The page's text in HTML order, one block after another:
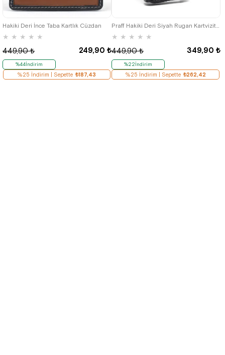
Hakiki Deri İnce Taba Kartlık Cüzdan
★ ★ ★ ★ ★
249,90 ₺
449,90 ₺
%44İndirim
%25 İndirim | Sepette ₺187,43
Praff Hakiki Deri Siyah Rugan Kartvizitlik
★ ★ ★ ★ ★
349,90 ₺
449,90 ₺
%22İndirim
%25 İndirim | Sepette ₺262,42